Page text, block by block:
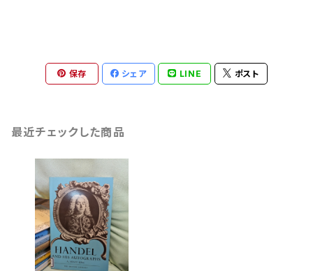
保存 シェア LINE ポスト
最近チェックした商品